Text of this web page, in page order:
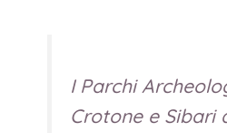
I Parchi
Crotone e Sibari